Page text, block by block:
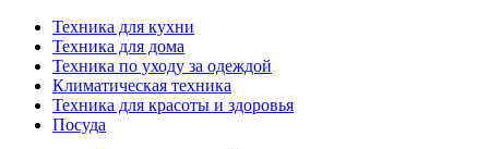
Техника для кухни
Техника для дома
Техника по уходу за одеждой
Климатическая техника
Техника для красоты и здоровья
Посуда